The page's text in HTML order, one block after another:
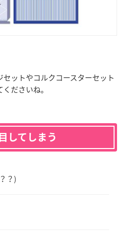
ットやコルクコースターセット
ださいね。
してしまう
？)